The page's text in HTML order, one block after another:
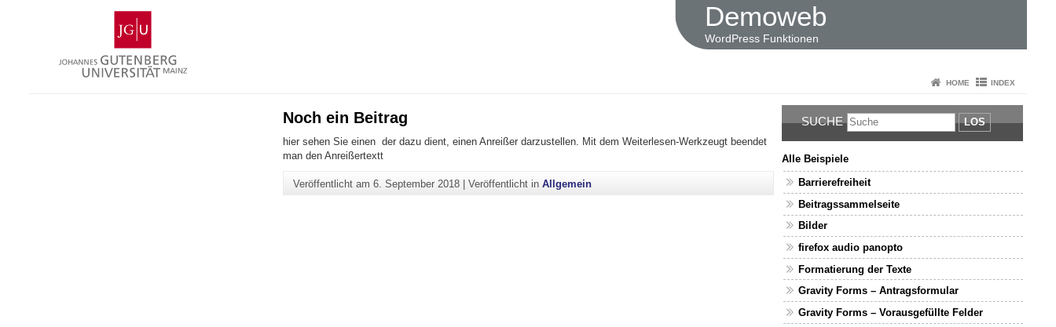
Gutenberg-
Universität
Mainz
Demoweb
WordPress Funktionen
HOME INDEX
Noch ein Beitrag
hier sehen Sie einen der dazu dient, einen Anreißer darzustellen. Mit dem Weiterlesen-Werkzeugt beendet
man den Anreißertextt
Veröffentlicht am6. September 2018 |Veröffentlicht inAllgemein
SUCHE LOS
Alle Beispiele
Barrierefreiheit
Beitragssammelseite
Bilder
firefox audio panopto
Formatierung der Texte
Gravity Forms – Antragsformular
Gravity Forms – Vorausgefüllte Felder